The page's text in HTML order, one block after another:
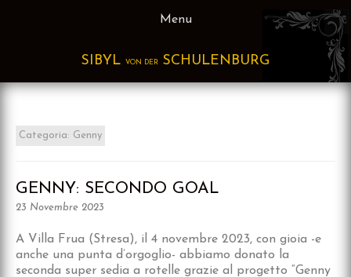
Menu
SIBYL VON DER SCHULENBURG
Categoria: Genny
GENNY: SECONDO GOAL
23 Novembre 2023
A Villa Frua (Stresa), il 4 novembre 2023, con gioia -e
anche una punta d’orgoglio- abbiamo donato la
seconda super sedia a rotelle grazie al progetto “Genny